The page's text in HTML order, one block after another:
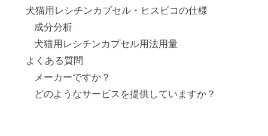
犬猫用レシチンカプセル・ヒスビコの仕様
成分分析
犬猫用レシチンカプセル用法用量
よくある質問
メーカーですか？
どのようなサービスを提供していますか？